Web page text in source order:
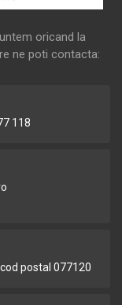
oricand la
ne poti contacta:
118
postal 077120